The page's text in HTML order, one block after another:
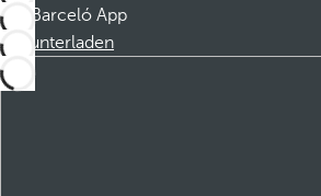
Barceló App
Herunterladen